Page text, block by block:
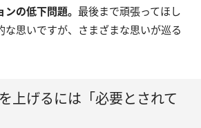
の低下問題。 最後まで頑張ってほし
な思いですが、さまざまな思いが巡る
上げるには「必要とされて